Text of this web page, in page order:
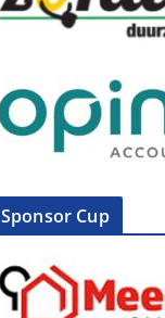
Sponsor Cup